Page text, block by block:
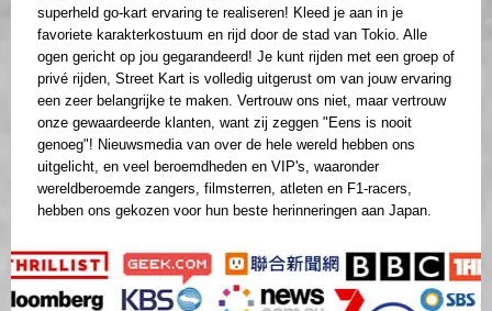
superheld go-kart ervaring te realiseren! Kleed je aan in je
favoriete karakterkostuum en rijd door de stad van Tokio. Alle
ogen gericht op jou gegarandeerd! Je kunt rijden met een groep of
privé rijden, Street Kart is volledig uitgerust om van jouw ervaring
een zeer belangrijke te maken. Vertrouw ons niet, maar vertrouw
onze gewaardeerde klanten, want zij zeggen "Eens is nooit
genoeg"! Nieuwsmedia van over de hele wereld hebben ons
uitgelicht, en veel beroemdheden en VIP's, waaronder
wereldberoemde zangers, filmsterren, atleten en F1-racers,
hebben ons gekozen voor hun beste herinneringen aan Japan.